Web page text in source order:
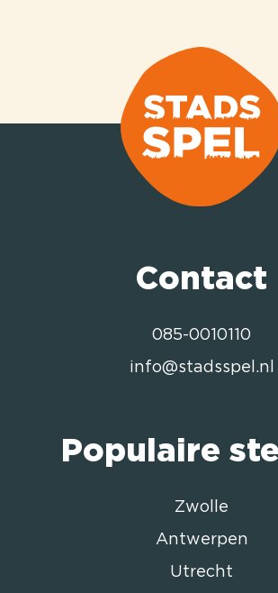
Contact
085-0010110
info@stadsspel.nl
Populaire
Zwolle
Antwerpen
Utrecht